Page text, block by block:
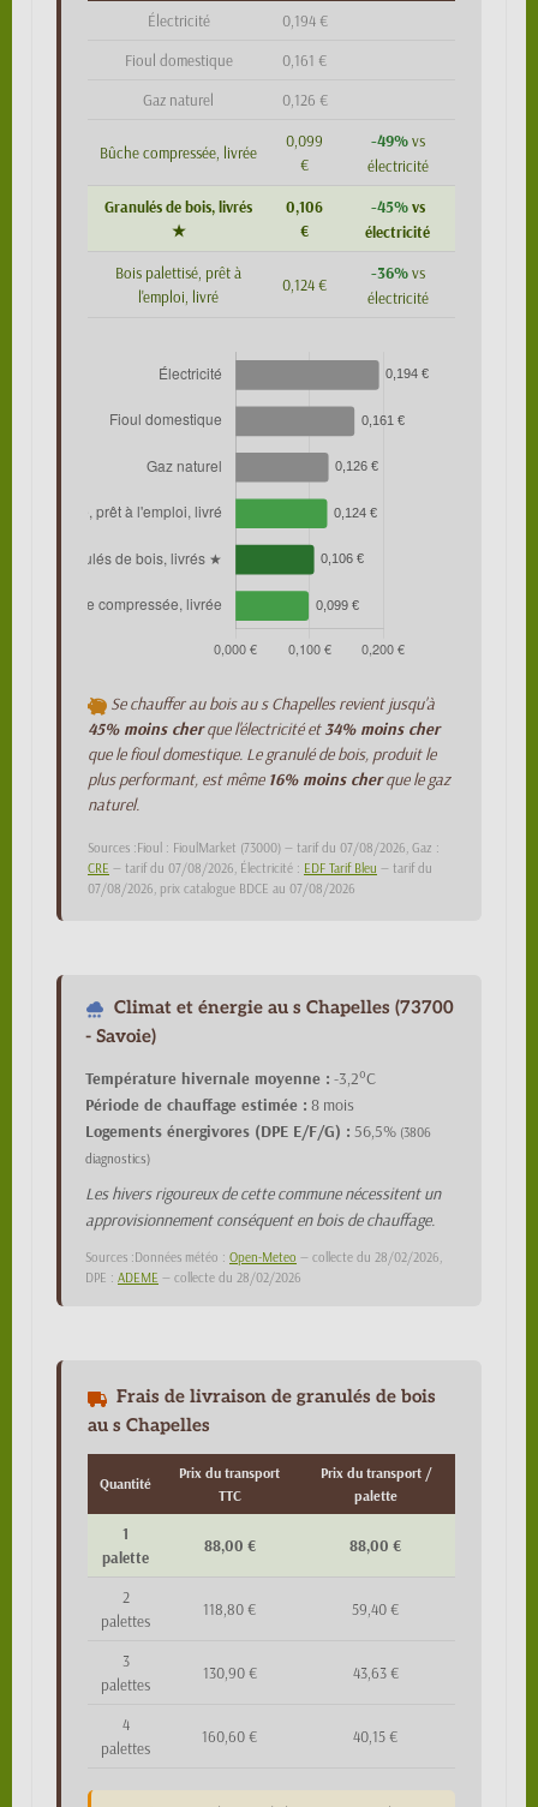
Électricité 0,194 €
Fioul domestique 0,161 €
Gaz naturel 0,126 €
Bûche compressée, livrée
0,099
€
-49%vs
électricité
Granulés de bois, livrés
★
0,106
€
-45%vs
électricité
Bois palettisé, prêt à
l'emploi, livré
0,124 €
-36%vs
électricité
Se chauffer au bois au s Chapelles revient jusqu'à
45% moins cherque l'électricité et34% moins cher
que le fioul domestique. Le granulé de bois, produit le
plus performant, est même 16% moins cherque le gaz
naturel.
Sources :Fioul : FioulMarket (73000) — tarif du 07/08/2026, Gaz :
CRE — tarif du 07/08/2026, Électricité : EDF Tarif Bleu — tarif du
07/08/2026, prix catalogue BDCE au 07/08/2026
Climat et énergie au s Chapelles (73700
- Savoie)
Température hivernale moyenne : -3,2°C
Période de chauffage estimée : 8 mois
Logements énergivores (DPE E/F/G) : 56,5% (3806
diagnostics)
Les hivers rigoureux de cette commune nécessitent un
approvisionnement conséquent en bois de chauffage.
Sources :Données météo : Open-Meteo — collecte du 28/02/2026,
DPE : ADEME — collecte du 28/02/2026
Frais de livraison de granulés de bois
au s Chapelles
Quantité
Prix du transport
TTC
Prix du transport /
palette
1
palette
88,00 € 88,00 €
2
palettes
118,80 € 59,40 €
3
palettes
130,90 € 43,63 €
4
palettes
160,60 € 40,15 €